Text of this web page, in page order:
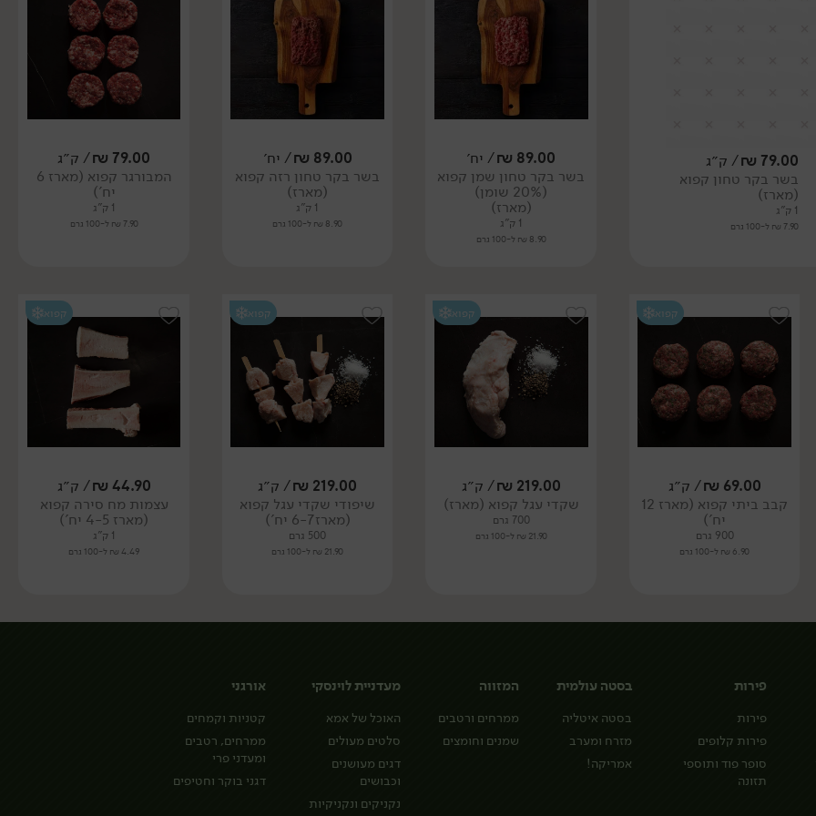
79.00
₪/ ק״ג
בשר בקר טחון קפוא
(מארז)
1 ק"ג
7.90 ₪ ל-100 גרם
89.00
₪/ יח׳
בשר בקר טחון שמן קפוא
(20% שומן)
(מארז)
1 ק"ג
8.90 ₪ ל-100 גרם
89.00
₪/ יח׳
בשר בקר טחון רזה קפוא
(מארז)
1 ק"ג
8.90 ₪ ל-100 גרם
79.00
₪/ ק״ג
המבורגר קפוא (מארז 6
יח')
1 ק"ג
7.90 ₪ ל-100 גרם
קפוא
69.00
₪/ ק״ג
קבב ביתי קפוא (מארז 12
יח')
900 גרם
6.90 ₪ ל-100 גרם
קפוא
219.00
₪/ ק״ג
שקדי עגל קפוא (מארז)
700 גרם
21.90 ₪ ל-100 גרם
קפוא
219.00
₪/ ק״ג
שיפודי שקדי עגל קפוא
(מארז 6-7 יח')
500 גרם
21.90 ₪ ל-100 גרם
קפוא
44.90
₪/ ק״ג
עצמות מח סירה קפוא
(מארז 4-5 יח')
1 ק"ג
4.49 ₪ ל-100 גרם
פירות
פירות
פירות קלופים
סופר פוד ותוספי
תזונה
בסטה עולמית
בסטה איטליה
מזרח ומערב
אמריקה!
המזווה
ממרחים ורטבים
שמנים וחומצים
מעדניית לוינסקי
האוכל של אמא
סלטים מעולים
דגים מעושנים
וכבושים
נקניקים ונקניקיות
אורגני
קטניות וקמחים
ממרחים, רטבים
ומעדני פרי
דגני בוקר וחטיפים